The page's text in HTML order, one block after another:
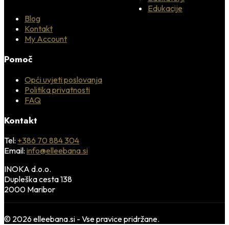
Edukacije
Blog
Kontakt
My Account
Pomoč
Opći uvjeti poslovanja
Politika privatnosti
FAQ
Kontakt
Tel: +386 70 884 304
Email: info@elleebana.si
INOKA d.o.o.
Dupleška cesta 138
2000 Maribor
© 2026 elleebana.si - Vse pravice pridržane.